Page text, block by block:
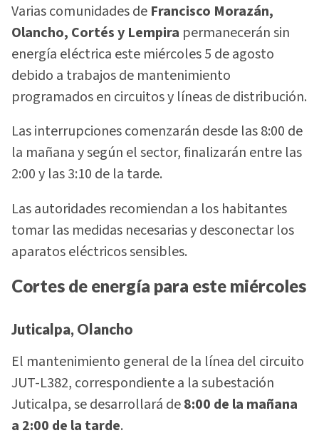
Varias comunidades de Francisco Morazán,
Olancho, Cortés y Lempira permanecerán sin
energía eléctrica este miércoles 5 de agosto
debido a trabajos de mantenimiento
programados en circuitos y líneas de distribución.
Las interrupciones comenzarán desde las 8:00 de
la mañana y según el sector, finalizarán entre las
2:00 y las 3:10 de la tarde.
Las autoridades recomiendan a los habitantes
tomar las medidas necesarias y desconectar los
aparatos eléctricos sensibles.
Cortes de energía para este miércoles
Juticalpa, Olancho
El mantenimiento general de la línea del circuito
JUT-L382, correspondiente a la subestación
Juticalpa, se desarrollará de8:00 de la mañana
a 2:00 de la tarde.